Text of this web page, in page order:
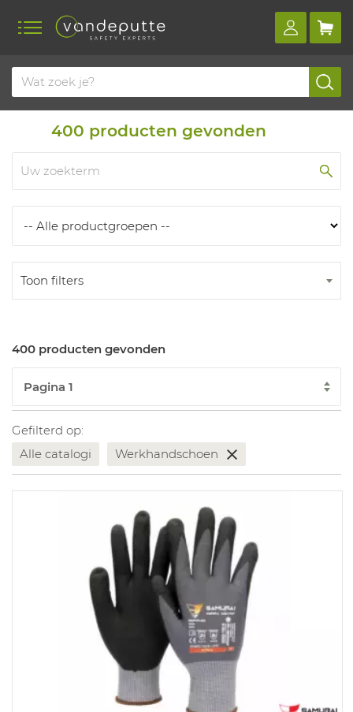
Home Producten
400 producten gevonden
Toon filters
400 producten gevonden
Gefilterd op:
Alle catalogi
Werkhandschoen